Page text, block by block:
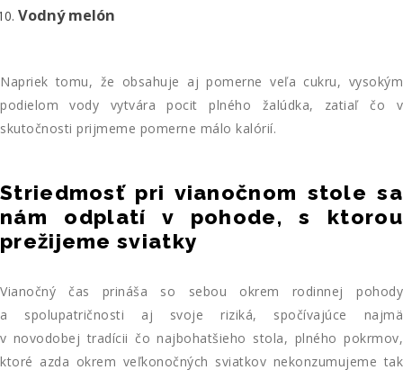
Vodný melón
Napriek tomu, že obsahuje aj pomerne veľa cukru, vysokým
podielom vody vytvára pocit plného žalúdka, zatiaľ čo v
skutočnosti prijmeme pomerne málo kalórií.
Striedmosť pri vianočnom stole sa
nám odplatí v pohode, s ktorou
prežijeme sviatky
Vianočný čas prináša so sebou okrem rodinnej pohody
a spolupatričnosti aj svoje riziká, spočívajúce najmä
v novodobej tradícii čo najbohatšieho stola, plného pokrmov,
ktoré azda okrem veľkonočných sviatkov nekonzumujeme tak